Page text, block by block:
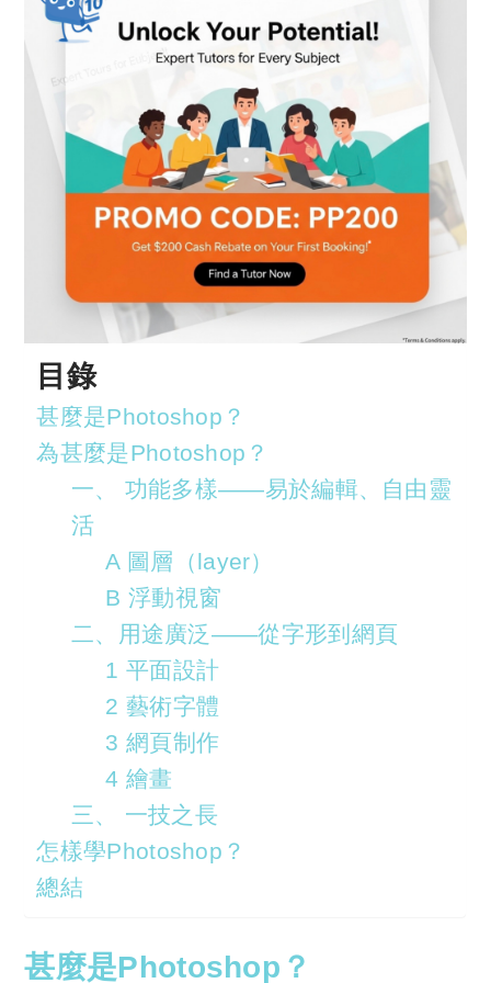
目錄
甚麼是Photoshop？
為甚麼是Photoshop？
一、 功能多樣——易於編輯、自由靈
活
A 圖層（layer）
B 浮動視窗
二、用途廣泛——從字形到網頁
1 平面設計
2 藝術字體
3 網頁制作
4 繪畫
三、 一技之長
怎樣學Photoshop？
總結
甚麼是Photoshop？